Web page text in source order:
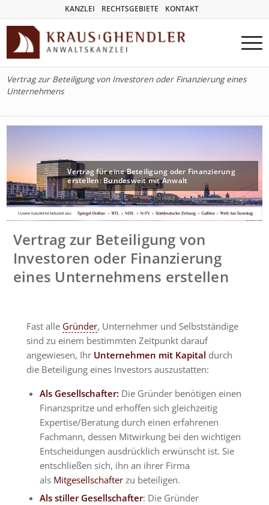
KANZLEI RECHTSGEBIETE KONTAKT
Vertrag zur Beteiligung von Investoren oder Finanzierung eines
Unternehmens
Vertrag für eine Beteiligung oder Finanzierung
erstellen: Bundesweit mit Anwalt
Vertrag zur Beteiligung von
Investoren oder Finanzierung
eines Unternehmens erstellen
Fast alle Gründer, Unternehmer und Selbstständige
sind zu einem bestimmten Zeitpunkt darauf
angewiesen, Ihr Unternehmen mit Kapital durch
die Beteiligung eines Investors auszustatten:
Als Gesellschafter: Die Gründer benötigen einen
Finanzspritze und erhoffen sich gleichzeitig
Expertise/Beratung durch einen erfahrenen
Fachmann, dessen Mitwirkung bei den wichtigen
Entscheidungen ausdrücklich erwünscht ist. Sie
entschließen sich, ihn an ihrer Firma
als Mitgesellschafter zu beteiligen.
Als stiller Gesellschafter: Die Gründer